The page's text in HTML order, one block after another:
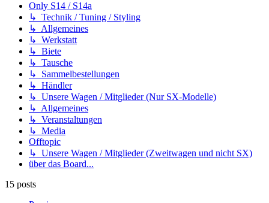
Only S14 / S14a
↳ Technik / Tuning / Styling
↳ Allgemeines
↳ Werkstatt
↳ Biete
↳ Tausche
↳ Sammelbestellungen
↳ Händler
↳ Unsere Wagen / Mitglieder (Nur SX-Modelle)
↳ Allgemeines
↳ Veranstaltungen
↳ Media
Offtopic
↳ Unsere Wagen / Mitglieder (Zweitwagen und nicht SX)
über das Board...
15 posts